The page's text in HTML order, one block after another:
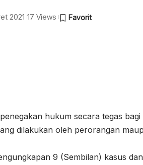
2021 17 Views
hukum secara tegas
dilakukan oleh perorangan
9 (Sembilan) kasus dan